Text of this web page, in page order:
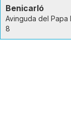
Benicarló
Avinguda del Papa
8